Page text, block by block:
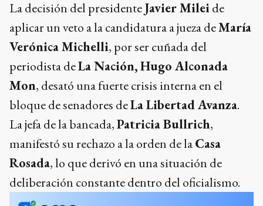
La decisión del presidenteJavier Mileide
aplicar un veto a la candidatura a jueza deMaría
Verónica Michelli, por ser cuñada del
periodista deLa Nación,Hugo Alconada
Mon, desató una fuerte crisis interna en el
bloque de senadores deLa Libertad Avanza.
La jefa de la bancada,Patricia Bullrich,
manifestó su rechazo a la orden de laCasa
Rosada, lo que derivó en una situación de
deliberación constante dentro del oficialismo.